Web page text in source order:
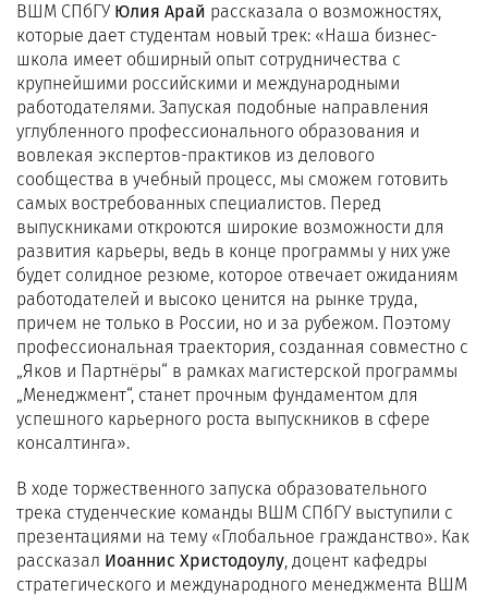
ВШМ СПбГУ Юлия Арай рассказала о возможностях,
которые дает студентам новый трек: «Наша бизнес-
школа имеет обширный опыт сотрудничества с
крупнейшими российскими и международными
работодателями. Запуская подобные направления
углубленного профессионального образования и
вовлекая экспертов-практиков из делового
сообщества в учебный процесс, мы сможем готовить
самых востребованных специалистов. Перед
выпускниками откроются широкие возможности для
развития карьеры, ведь в конце программы у них уже
будет солидное резюме, которое отвечает ожиданиям
работодателей и высоко ценится на рынке труда,
причем не только в России, но и за рубежом. Поэтому
профессиональная траектория, созданная совместно с
„Яков и Партнёры“ в рамках магистерской программы
„Менеджмент“, станет прочным фундаментом для
успешного карьерного роста выпускников в сфере
консалтинга».
В ходе торжественного запуска образовательного
трека студенческие команды ВШМ СПбГУ выступили с
презентациями на тему «Глобальное гражданство». Как
рассказал Иоаннис Христодоулу, доцент кафедры
стратегического и международного менеджмента ВШМ